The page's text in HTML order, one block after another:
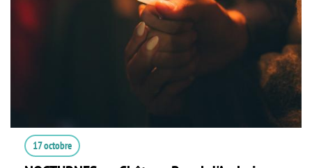
17 octobre